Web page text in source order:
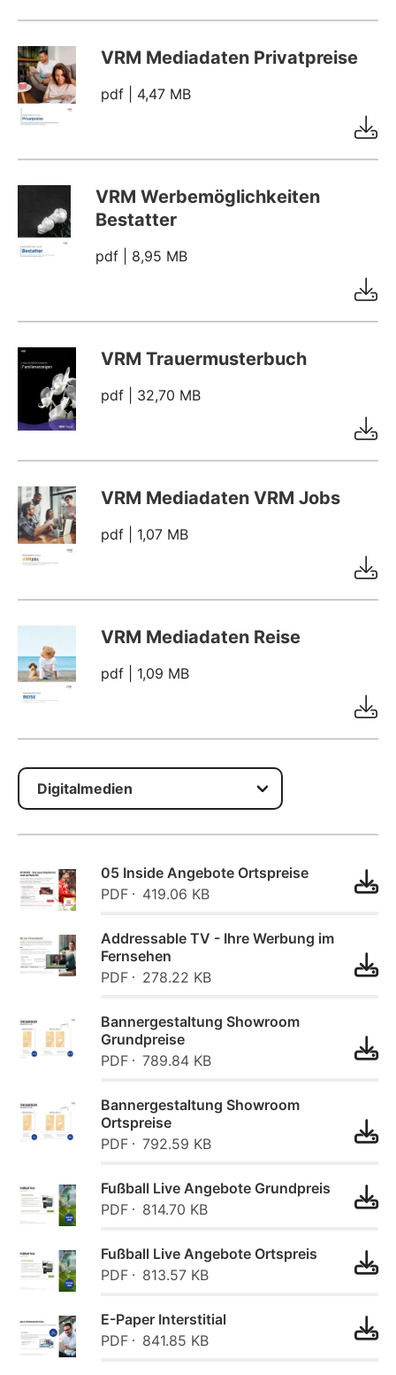
VRM Mediadaten Privatpreise
pdf | 4,47 MB
VRM Werbemöglichkeiten
Bestatter
pdf | 8,95 MB
VRM Trauermusterbuch
pdf | 32,70 MB
VRM Mediadaten VRM Jobs
pdf | 1,07 MB
VRM Mediadaten Reise
pdf | 1,09 MB
05 Inside Angebote Ortspreise
PDF
419.06 KB
Addressable TV - Ihre Werbung im
Fernsehen
PDF
278.22 KB
Bannergestaltung Showroom
Grundpreise
PDF
789.84 KB
Bannergestaltung Showroom
Ortspreise
PDF
792.59 KB
Fußball Live Angebote Grundpreis
PDF
814.70 KB
Fußball Live Angebote Ortspreis
PDF
813.57 KB
E-Paper Interstitial
PDF
841.85 KB